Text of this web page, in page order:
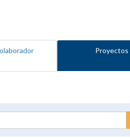
Proyectos